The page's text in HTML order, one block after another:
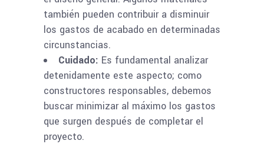
también pueden contribuir a disminuir
los gastos de acabado en determinadas
circunstancias.
Cuidado: Es fundamental analizar
detenidamente este aspecto; como
constructores responsables, debemos
buscar minimizar al máximo los gastos
que surgen después de completar el
proyecto.